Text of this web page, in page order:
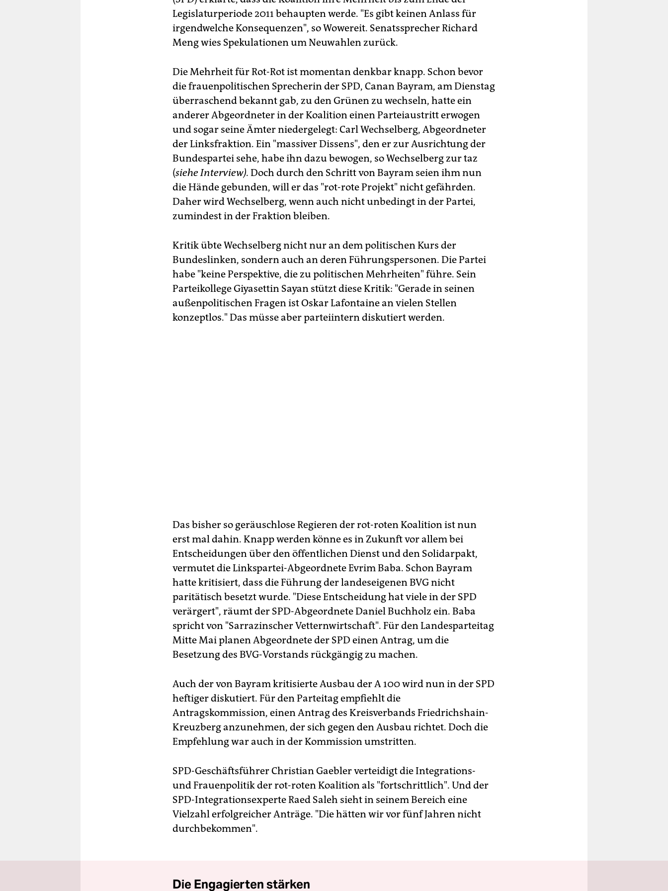
kann nicht sein, dass jemand so enttäuscht ist, dass er mit
niemanden mehr redet." Man habe und werde dazu intensive
Gespräche führen.KO, AWI
Legislaturperiode 2011 behaupten werde. "Es gibt keinen Anlass für
irgendwelche Konsequenzen", so Wowereit. Senatssprecher Richard
Meng wies Spekulationen um Neuwahlen zurück.
Die Mehrheit für Rot-Rot ist momentan denkbar knapp. Schon bevor
die frauenpolitischen Sprecherin der SPD, Canan Bayram, am Dienstag
überraschend bekannt gab, zu den Grünen zu wechseln, hatte ein
anderer Abgeordneter in der Koalition einen Parteiaustritt erwogen
und sogar seine Ämter niedergelegt: Carl Wechselberg, Abgeordneter
der Linksfraktion. Ein "massiver Dissens", den er zur Ausrichtung der
Bundespartei sehe, habe ihn dazu bewogen, so Wechselberg zur taz
(siehe Interview). Doch durch den Schritt von Bayram seien ihm nun
die Hände gebunden, will er das "rot-rote Projekt" nicht gefährden.
Daher wird Wechselberg, wenn auch nicht unbedingt in der Partei,
zumindest in der Fraktion bleiben.
Kritik übte Wechselberg nicht nur an dem politischen Kurs der
Bundeslinken, sondern auch an deren Führungspersonen. Die Partei
habe "keine Perspektive, die zu politischen Mehrheiten" führe. Sein
Parteikollege Giyasettin Sayan stützt diese Kritik: "Gerade in seinen
außenpolitischen Fragen ist Oskar Lafontaine an vielen Stellen
konzeptlos." Das müsse aber parteiintern diskutiert werden.
Das bisher so geräuschlose Regieren der rot-roten Koalition ist nun
erst mal dahin. Knapp werden könne es in Zukunft vor allem bei
Entscheidungen über den öffentlichen Dienst und den Solidarpakt,
vermutet die Linkspartei-Abgeordnete Evrim Baba. Schon Bayram
hatte kritisiert, dass die Führung der landeseigenen BVG nicht
paritätisch besetzt wurde. "Diese Entscheidung hat viele in der SPD
verärgert", räumt der SPD-Abgeordnete Daniel Buchholz ein. Baba
spricht von "Sarrazinscher Vetternwirtschaft". Für den Landesparteitag
Mitte Mai planen Abgeordnete der SPD einen Antrag, um die
Besetzung des BVG-Vorstands rückgängig zu machen.
Auch der von Bayram kritisierte Ausbau der A 100 wird nun in der SPD
heftiger diskutiert. Für den Parteitag empfiehlt die
Antragskommission, einen Antrag des Kreisverbands Friedrichshain-
Kreuzberg anzunehmen, der sich gegen den Ausbau richtet. Doch die
Empfehlung war auch in der Kommission umstritten.
SPD-Geschäftsführer Christian Gaebler verteidigt die Integrations-
und Frauenpolitik der rot-roten Koalition als "fortschrittlich". Und der
SPD-Integrationsexperte Raed Saleh sieht in seinem Bereich eine
Vielzahl erfolgreicher Anträge. "Die hätten wir vor fünf Jahren nicht
durchbekommen".
Die Engagierten stärken